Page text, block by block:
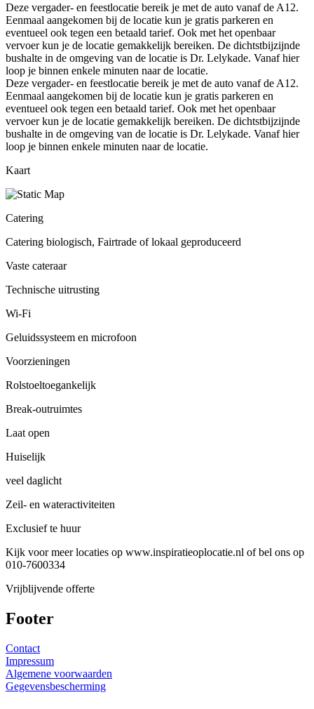
Deze vergader- en feestlocatie bereik je met de auto vanaf de A12.
Eenmaal aangekomen bij de locatie kun je gratis parkeren en
eventueel ook tegen een betaald tarief. Ook met het openbaar
vervoer kun je de locatie gemakkelijk bereiken. De dichtstbijzijnde
bushalte in de omgeving van de locatie is Dr. Lelykade. Vanaf hier
loop je binnen enkele minuten naar de locatie.
Deze vergader- en feestlocatie bereik je met de auto vanaf de A12.
Eenmaal aangekomen bij de locatie kun je gratis parkeren en
eventueel ook tegen een betaald tarief. Ook met het openbaar
vervoer kun je de locatie gemakkelijk bereiken. De dichtstbijzijnde
bushalte in de omgeving van de locatie is Dr. Lelykade. Vanaf hier
loop je binnen enkele minuten naar de locatie.
Kaart
Catering
Catering biologisch, Fairtrade of lokaal geproduceerd
Vaste cateraar
Technische uitrusting
Wi-Fi
Geluidssysteem en microfoon
Voorzieningen
Rolstoeltoegankelijk
Break-outruimtes
Laat open
Huiselijk
veel daglicht
Zeil- en wateractiviteiten
Exclusief te huur
Kijk voor meer locaties op www.inspiratieoplocatie.nl of bel ons op
010-7600334
Vrijblijvende offerte
Footer
Contact
Impressum
Algemene voorwaarden
Gegevensbescherming